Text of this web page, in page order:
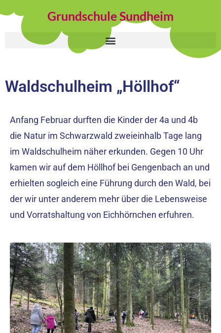
Grundschule Sundheim
Waldschulheim „Höllhof“
Anfang Februar durften die Kinder der 4a und 4b
die Natur im Schwarzwald zweieinhalb Tage lang
im Waldschulheim näher erkunden. Gegen 10 Uhr
kamen wir auf dem Höllhof bei Gengenbach an und
erhielten sogleich eine Führung durch den Wald, bei
der wir unter anderem mehr über die Lebensweise
und Vorratshaltung von Eichhörnchen erfuhren.